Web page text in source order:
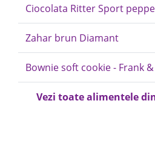
Ciocolata Ritter Sport
Zahar brun Diamant
Bownie soft cookie - Frank
Vezi toate alimentele